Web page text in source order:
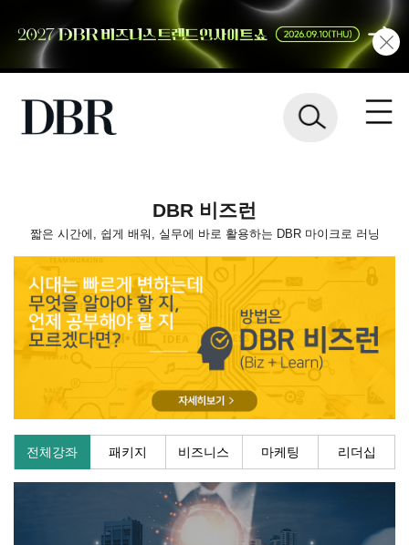
DBR 비즈런
짧은 시간에, 쉽게 배워, 실무에 바로 활용하는 DBR 마이크로 러닝
전체강좌 패키지 비즈니스 마케팅 리더십